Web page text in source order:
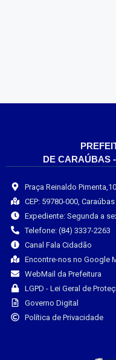
DE CARAÚBAS
Praça Reinaldo
CEP: 59780-000,
Expediente: Segunda a
Telefone: (84) 3337-2263
Canal Fala Cidadão
Encontre-nos no Google
WebMail da Prefeitura
LGPD - Lei Geral de
Governo Digital
Política de Privacidade